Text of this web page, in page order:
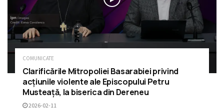
COMUNICATE
Clarificările Mitropoliei Basarabiei privind
acțiunile violente ale Episcopului Petru
Musteață, la biserica din Dereneu
2026-02-11